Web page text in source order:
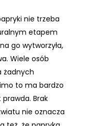
nie trzeba
etapem
go wytworzyła,
Wiele osób
żadnych
to ma bardzo
Brak
nie oznacza